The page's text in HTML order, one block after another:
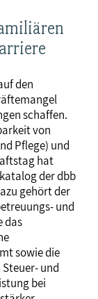
den
schaffen.
von
Pflege) und
hat
der dbb
gehört der
und
das
sowie die
und
bei